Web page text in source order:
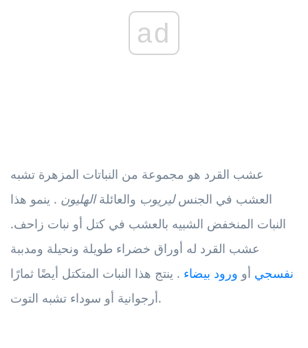
ad
عشب القرد هو مجموعة من النباتات المزهرة تشبه
العشب في الجنسليريوب والعائلةالهليون . ينمو هذا
النبات المنخفض الشبيه بالعشب في كتل أو نبات زاحف.
عشب القرد له أوراق خضراء طويلة ونحيلة ومدببة
نفسجي أو ورود بيضاء . ينتج هذا النبات المتكتل أيضًا ثمارًا
أرجوانية أو سوداء تشبه التوت.